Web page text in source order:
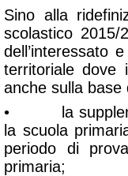
Sino alla
scolastico
dell’interessato
territoriale dove
anche sulla base
• la supplenza
la scuola
periodo di
primaria;